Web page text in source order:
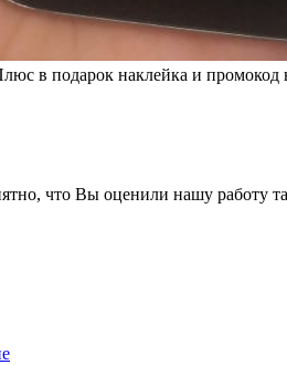
в подарок наклейка и промокод
что Вы оценили нашу работу